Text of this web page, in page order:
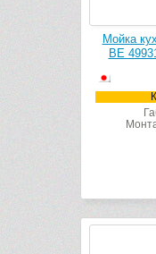
Мойка
BE